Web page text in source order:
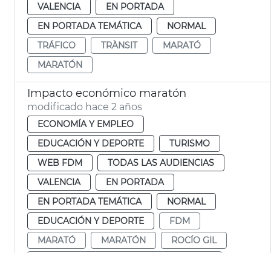
VALENCIA
EN PORTADA
EN PORTADA TEMÁTICA
NORMAL
TRÁFICO
TRÀNSIT
MARATÓ
MARATÓN
Impacto económico maratón
modificado hace 2 años
ECONOMÍA Y EMPLEO
EDUCACIÓN Y DEPORTE
TURISMO
WEB FDM
TODAS LAS AUDIENCIAS
VALENCIA
EN PORTADA
EN PORTADA TEMÁTICA
NORMAL
EDUCACIÓN Y DEPORTE
FDM
MARATÓ
MARATÓN
ROCÍO GIL